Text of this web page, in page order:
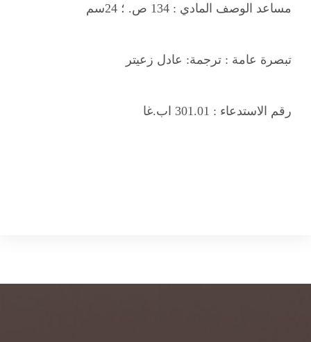
مساعد الوصف المادي :134 ص. ؛ 24سم
تبصرة عامة :ترجمة: عادل زعيتر
رقم الاستدعاء : 301.01 اب.غا